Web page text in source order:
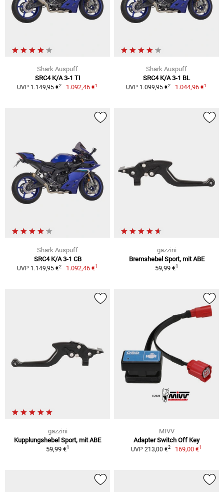
Shark Auspuff
SRC4 K/A 3-1 TI
UVP 1.149,95 €2 1.092,46 €1
Shark Auspuff
SRC4 K/A 3-1 BL
UVP 1.099,95 €2 1.044,96 €1
Shark Auspuff
SRC4 K/A 3-1 CB
UVP 1.149,95 €2 1.092,46 €1
gazzini
Bremshebel Sport, mit ABE
59,99 €1
gazzini
Kupplungshebel Sport, mit ABE
59,99 €1
MIVV
Adapter Switch Off Key
UVP 213,00 €2 169,00 €1